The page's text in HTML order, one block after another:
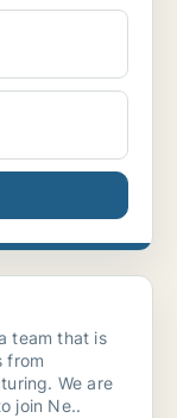
team that is
from
We are
join Ne..